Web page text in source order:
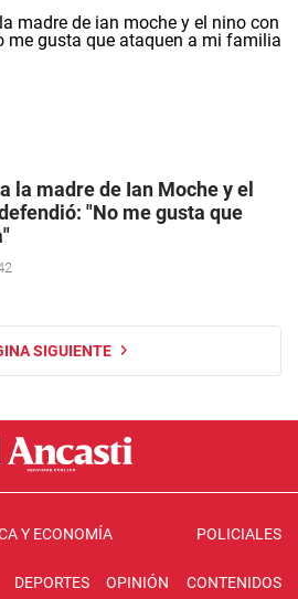
la madre de Ian Moche y el
"No me gusta que
SIGUIENTE
Y ECONOMÍA POLICIALES
DEPORTES OPINIÓN CONTENIDOS